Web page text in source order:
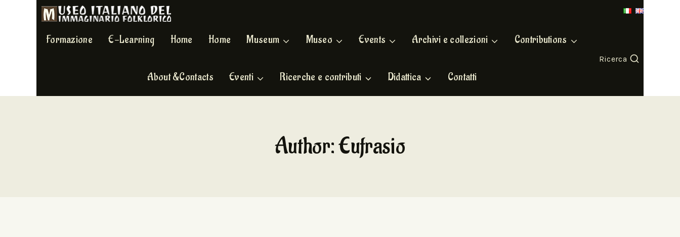
Formazione E-Learning Home Home Museum Museo Events Archivi e collezioni Contributions
About &Contacts Eventi Ricerche e contributi Didattica Contatti
Ricerca
Author: Eufrasio